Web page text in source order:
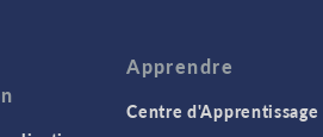
Apprendre
Centre d'Apprentissage